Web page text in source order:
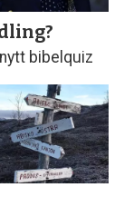
bibelquiz